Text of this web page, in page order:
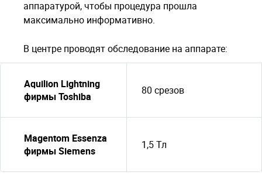
аппаратурой, чтобы процедура прошла
максимально информативно.
В центре проводят обследование на аппарате:
Aquilion Lightning
фирмы Toshiba
80 срезов
Magentom Essenza
фирмы Siemens
1,5 Тл